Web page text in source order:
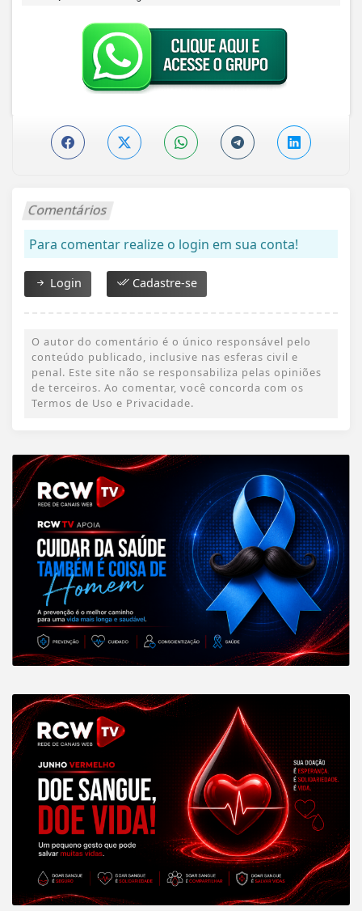
Comentários
Para comentar realize o login em sua conta!
Login Cadastre-se
O autor do comentário é o único responsável pelo
conteúdo publicado, inclusive nas esferas civil e
penal. Este site não se responsabiliza pelas opiniões
de terceiros. Ao comentar, você concorda com os
Termos de Uso e Privacidade.